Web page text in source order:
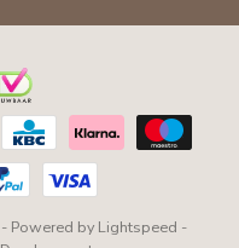
- Powered by Lightspeed -